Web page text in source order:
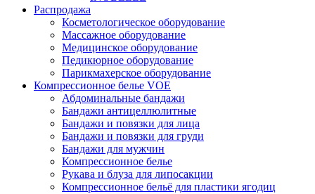
Распродажа
Косметологическое оборудование
Массажное оборудование
Медицинское оборудование
Педикюрное оборудование
Парикмахерское оборудование
Компрессионное белье VOE
Абдоминальные бандажи
Бандажи антицеллюлитные
Бандажи и повязки для лица
Бандажи и повязки для груди
Бандажи для мужчин
Компрессионное белье
Рукава и блуза для липосакции
Компрессионное бельё для пластики ягодиц